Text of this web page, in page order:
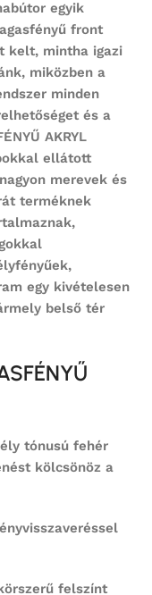
egyik
front
kelt, mintha igazi
miközben a
minden
és a
AKRYL
ellátott
merevek és
terméknek
egy kivételesen
belső tér
tónusú fehér
kölcsönöz a
felszínt